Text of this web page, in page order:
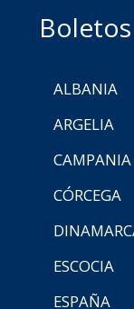
ALBANIA
ARGELIA
CAMPANIA
CÓRCEGA
ESCOCIA
ESPAÑA